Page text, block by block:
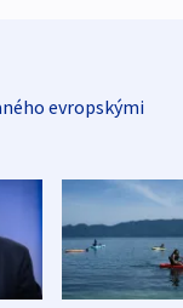
evropskými